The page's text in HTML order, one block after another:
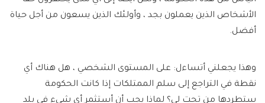
الأشخاص الذين يعملون بجد ، وأولئك الذين يسعون من أجل حياة
أفضل.
وهذا يجعلني أتساءل: على المستوى الشخصي ، هل هناك أي
نقطة في التراجع إلى سلم الممتلكات إذا كانت الحكومة
ستطردها من تحت لي؟ لماذا يجب أن أستثمر أي شيء في بلد